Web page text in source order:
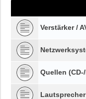
Verstärker /
Quellen
Lautsprecher